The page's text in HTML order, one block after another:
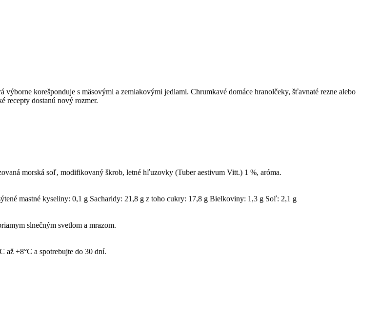
korešponduje s mäsovými a zemiakovými jedlami. Chrumkavé domáce hranolčeky, šťavnaté rezne alebo
recepty dostanú nový rozmer.
morská soľ, modifikovaný škrob, letné hľuzovky (Tuber aestivum Vitt.) 1 %, aróma.
mastné kyseliny: 0,1 g Sacharidy: 21,8 g z toho cukry: 17,8 g Bielkoviny: 1,3 g Soľ: 2,1 g
slnečným svetlom a mrazom.
až +8°C a spotrebujte do 30 dní.